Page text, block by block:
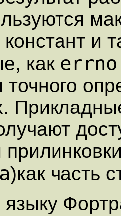
и
как errno
)как часть
языку